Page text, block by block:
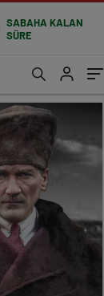
SABAHA KALAN
SÜRE